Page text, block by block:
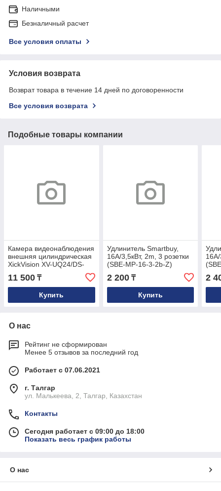
Наличными
Безналичный расчет
Все условия оплаты
Условия возврата
Возврат товара в течение 14 дней по договоренности
Все условия возврата
Подобные товары компании
Камера видеонаблюдения
внешняя цилиндрическая
XickVision XV-UQ24/DS-
VQ74 4MP, 2.8mm, PoE
11 500 ₸
Купить
Удлинитель Smartbuy,
16A/3,5кВт, 2m, 3 розетки
(SBE-MP-16-3-2b-Z)
2 200₸
Купить
2
О нас
Рейтинг не сформирован
Менее 5 отзывов за последний год
Работает с 07.06.2021
г. Талгар
ул. Малькеева, 2, Талгар, Казахстан
Контакты
Сегодня работает с 09:00 до 18:00
Показать весь график работы
О нас